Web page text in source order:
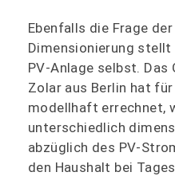
Ebenfalls die Frage
Dimensionierung
PV-Anlage selbst.
Zolar aus Berlin hat
modellhaft errechnet,
unterschiedlich
abzüglich des PV-
den Haushalt bei